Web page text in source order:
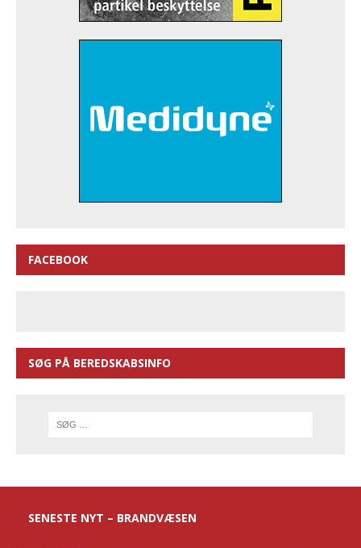
FACEBOOK
SØG PÅ BEREDSKABSINFO
SENESTE NYT – BRANDVÆSEN